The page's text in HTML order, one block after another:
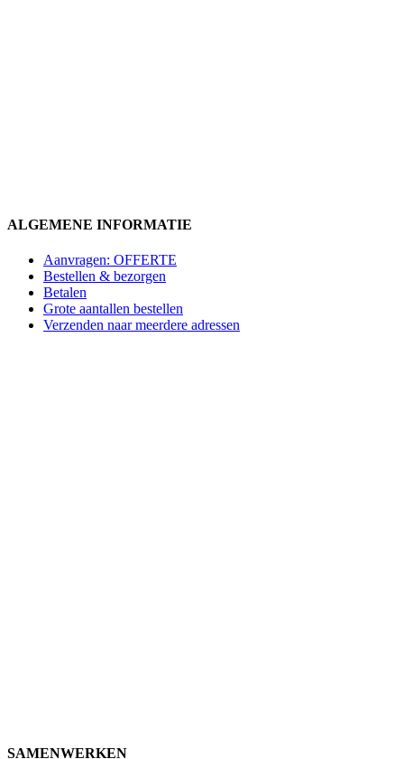
ALGEMENE INFORMATIE
Aanvragen: OFFERTE
Bestellen & bezorgen
Betalen
Grote aantallen bestellen
Verzenden naar meerdere adressen
SAMENWERKEN